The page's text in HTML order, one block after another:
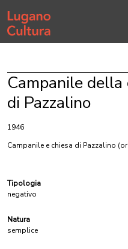
Home page
Campanile della
di Pazzalino
1946
Campanile e chiesa di Pazzalino
Tipologia
negativo
Natura
semplice